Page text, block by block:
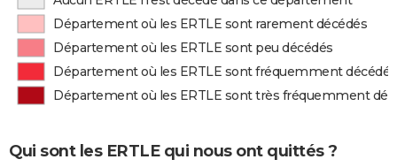
Département où les ERTLE sont rarement décédés
Département où les ERTLE sont peu décédés
Département où les ERTLE sont fréquemment décédés
Département où les ERTLE sont très fréquemment
Qui sont les ERTLE qui nous ont quittés ?